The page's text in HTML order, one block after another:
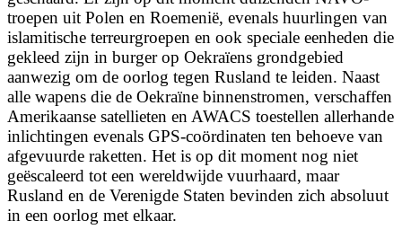
troepen uit Polen en Roemenië, evenals huurlingen van
islamitische terreurgroepen en ook speciale eenheden die
gekleed zijn in burger op Oekraïens grondgebied
aanwezig om de oorlog tegen Rusland te leiden. Naast
alle wapens die de Oekraïne binnenstromen, verschaffen
Amerikaanse satellieten en AWACS toestellen allerhande
inlichtingen evenals GPS-coördinaten ten behoeve van
afgevuurde raketten. Het is op dit moment nog niet
geëscaleerd tot een wereldwijde vuurhaard, maar
Rusland en de Verenigde Staten bevinden zich absoluut
in een oorlog met elkaar.